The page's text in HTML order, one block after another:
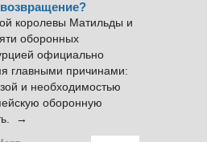
королевы Матильды и
оборонных
официально
главными причинами:
и необходимостью
оборонную
→